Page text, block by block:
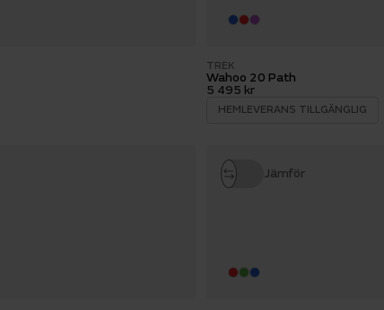
TREK
Wahoo 20 Path
5 495 kr
HEMLEVERANS TILLGÄNGLIG
Jämför